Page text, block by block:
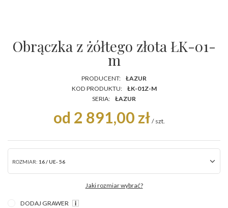
Obrączka z żółtego złota ŁK-01-
m
PRODUCENT:
ŁAZUR
KOD PRODUKTU:
ŁK-01Z-M
SERIA:
ŁAZUR
od 2 891,00 zł / szt.
ROZMIAR: 16 / UE- 56
Jaki rozmiar wybrać?
DODAJ GRAWER